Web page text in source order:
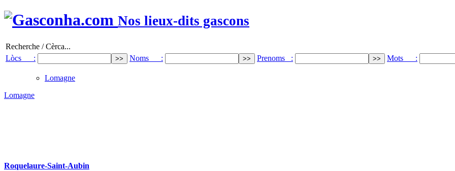
Nos lieux-dits gascons
Recherche / Cèrca...
Lòcs :
Noms : Prenoms : Mots :
Lomagne
Lomagne
Roquelaure-Saint-Aubin